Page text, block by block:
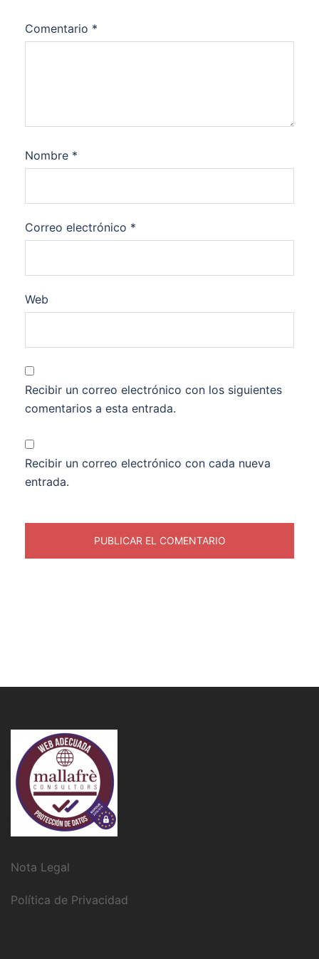
Comentario *
Nombre *
Correo electrónico *
Web
Recibir un correo electrónico con los siguientes
comentarios a esta entrada.
Recibir un correo electrónico con cada nueva
entrada.
Nota Legal
Política de Privacidad